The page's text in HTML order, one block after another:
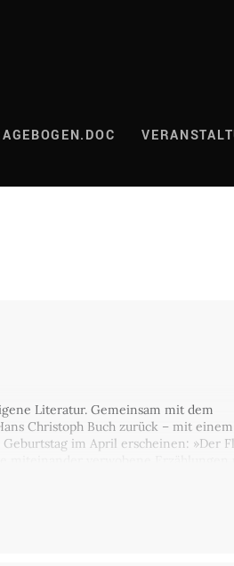
Literatur. Gemeinsam mit dem
Christoph Buch zurück – mit
im April erscheinen: »Der
Narrativ – mit Zwischentiteln wie
Pol zu Pol«.